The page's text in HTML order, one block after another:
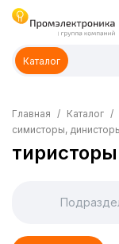
Каталог
Главная Каталог
симисторы,
тиристоры